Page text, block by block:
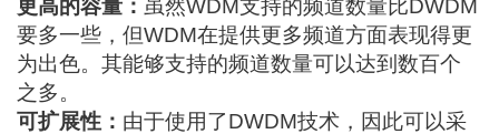
更高的容量： 虽然WDM支持的频道数量比DWDM
要多一些，但WDM在提供更多频道方面表现得更
为出色。其能够支持的频道数量可以达到数百个
之多。
可扩展性： 由于使用了DWDM技术，因此可以采